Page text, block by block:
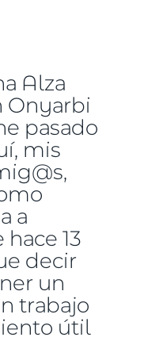
Alza
Onyarbi
pasado
mis
a
13
decir
un
trabajo
útil